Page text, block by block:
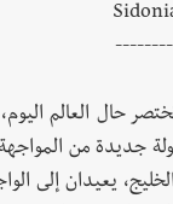
جديدة من المواجهة
يعيدان إلى